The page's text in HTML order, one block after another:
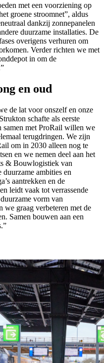
met een voorziening op
groene stroomnet”, aldus
dankzij zonnepanelen
duurzame installaties. De
overigens verhuren om
Verder richten we met
in om de
en oud
de lat voor onszelf en onze
schafte als eerste
samen met ProRail willen we
terugdringen. We zijn
om in 2030 alleen nog te
en we nemen deel aan het
& Bouwlogistiek van
ambities en
aantrekken en de
leidt vaak tot verrassende
vorm van
we graag verbeteren met de
Samen bouwen aan een